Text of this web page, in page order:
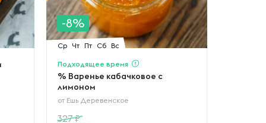
-8%
Ср Чт Пт Сб Вс
Подходящее время
% Варенье кабачковое с
лимоном
от Ешь Деревенское
327